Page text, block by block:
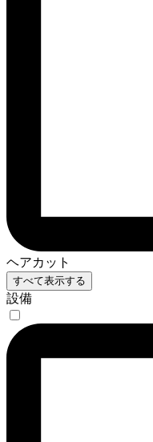
ヘアカット
すべて表示する
設備